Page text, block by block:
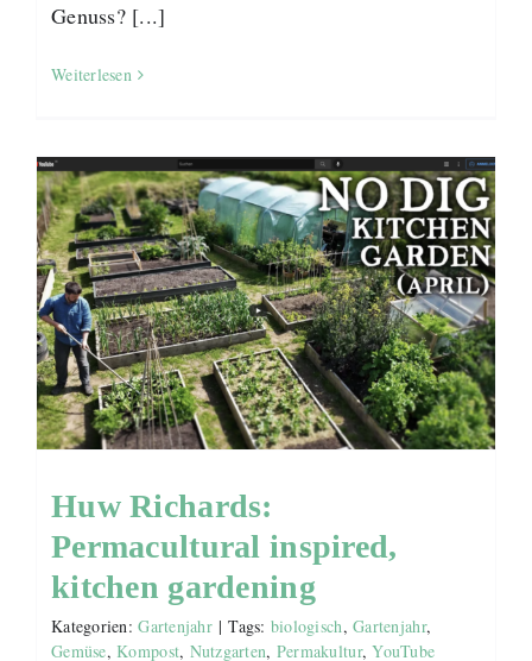
Genuss? [...]
Weiterlesen
Huw Richards:
Permacultural inspired,
kitchen gardening
Kategorien:Gartenjahr | Tags: biologisch,Gartenjahr,
Gemüse,Kompost, Nutzgarten, Permakultur,YouTube